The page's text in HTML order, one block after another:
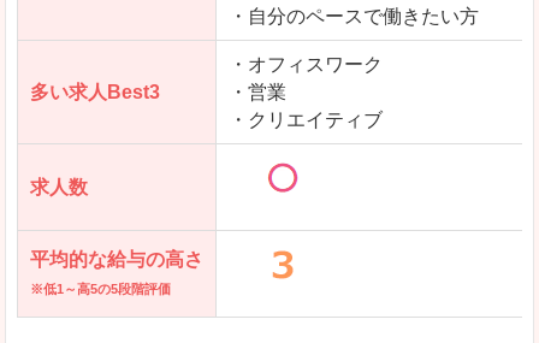
・自分のペースで働きたい方
多い求人Best3
・オフィスワーク
・営業
・クリエイティブ
求人数
平均的な給与の高さ
※低1～高5の5段階評価